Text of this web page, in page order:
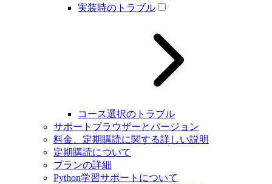
実装時のトラブル
コース選択のトラブル
サポートブラウザーとバージョン
料金、定期購読に関する詳しい説明
定期購読について
プランの詳細
Python学習サポートについて